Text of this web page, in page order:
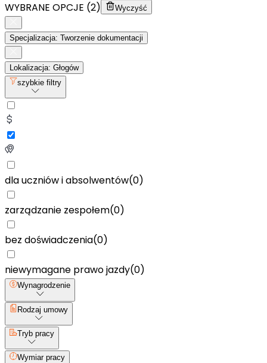
WYBRANE OPCJE (2) Wyczyść
Specjalizacja: Tworzenie dokumentacji
Lokalizacja: Głogów
szybkie filtry
dla uczniów i absolwentów(0)
zarządzanie zespołem(0)
bez doświadczenia(0)
niewymagane prawo jazdy(0)
Wynagrodzenie
Rodzaj umowy
Tryb pracy
Wymiar pracy